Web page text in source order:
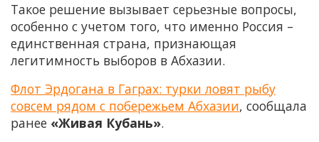
Такое решение вызывает серьезные вопросы,
особенно с учетом того, что именно Россия –
единственная страна, признающая
легитимность выборов в Абхазии.
Флот Эрдогана в Гаграх: турки ловят рыбу
совсем рядом с побережьем Абхазии, сообщала
ранее «Живая Кубань».